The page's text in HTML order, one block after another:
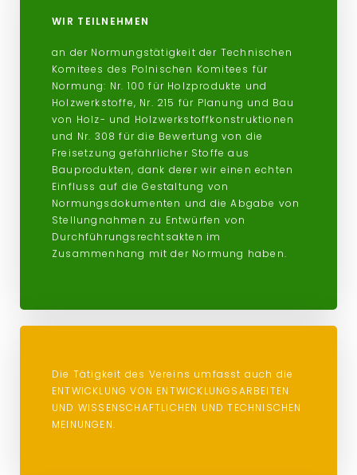
WIR TEILNEHMEN
an der Normungstätigkeit der Technischen
Komitees des Polnischen Komitees für
Normung: Nr. 100 für Holzprodukte und
Holzwerkstoffe, Nr. 215 für Planung und Bau
von Holz- und Holzwerkstoffkonstruktionen
und Nr. 308 für die Bewertung von die
Freisetzung gefährlicher Stoffe aus
Bauprodukten, dank derer wir einen echten
Einfluss auf die Gestaltung von
Normungsdokumenten und die Abgabe von
Stellungnahmen zu Entwürfen von
Durchführungsrechtsakten im
Zusammenhang mit der Normung haben.
Die Tätigkeit des Vereins umfasst auch die
ENTWICKLUNG VON ENTWICKLUNGSARBEITEN
UND WISSENSCHAFTLICHEN UND TECHNISCHEN
MEINUNGEN.